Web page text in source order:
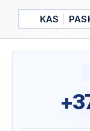
Pereiti
turinio
KAS